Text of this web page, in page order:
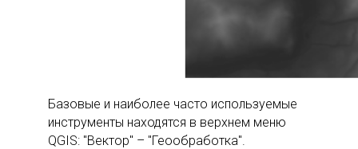
Базовые и наиболее часто используемые
инструменты находятся в верхнем меню
QGIS: "Вектор" – "Геообработка".